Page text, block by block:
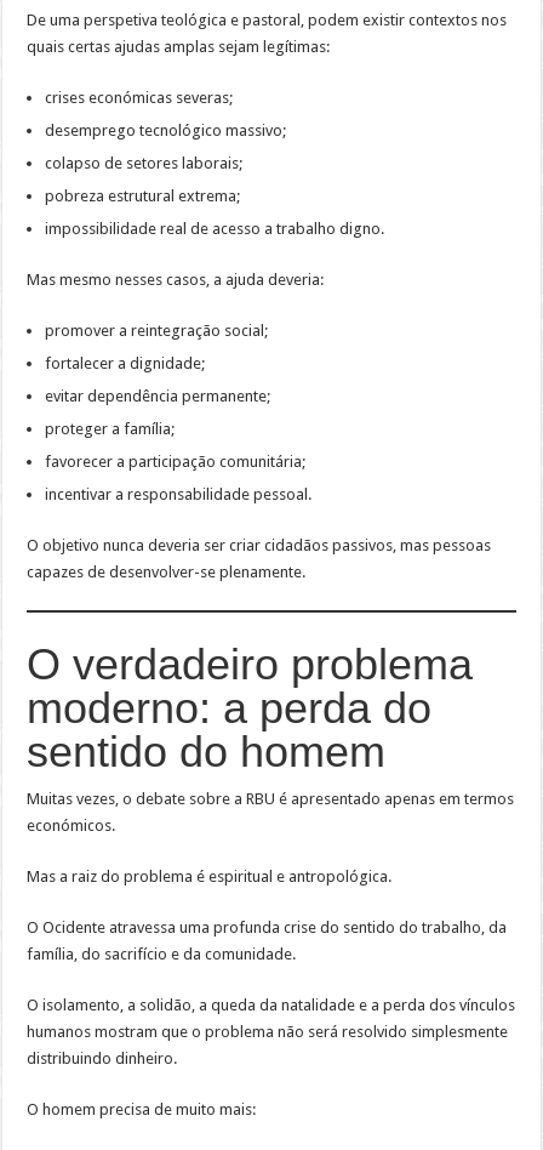
De uma perspetiva teológica e pastoral, podem existir contextos nos
quais certas ajudas amplas sejam legítimas:
crises económicas severas;
desemprego tecnológico massivo;
colapso de setores laborais;
pobreza estrutural extrema;
impossibilidade real de acesso a trabalho digno.
Mas mesmo nesses casos, a ajuda deveria:
promover a reintegração social;
fortalecer a dignidade;
evitar dependência permanente;
proteger a família;
favorecer a participação comunitária;
incentivar a responsabilidade pessoal.
O objetivo nunca deveria ser criar cidadãos passivos, mas pessoas
capazes de desenvolver-se plenamente.
O verdadeiro problema
moderno: a perda do
sentido do homem
Muitas vezes, o debate sobre a RBU é apresentado apenas em termos
económicos.
Mas a raiz do problema é espiritual e antropológica.
O Ocidente atravessa uma profunda crise do sentido do trabalho, da
família, do sacrifício e da comunidade.
O isolamento, a solidão, a queda da natalidade e a perda dos vínculos
humanos mostram que o problema não será resolvido simplesmente
distribuindo dinheiro.
O homem precisa de muito mais: